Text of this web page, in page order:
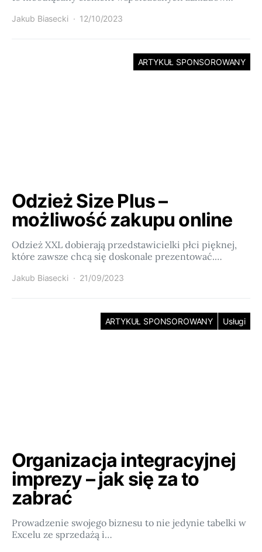
Jakub Biasecki 12/10/2023
ARTYKUŁ SPONSOROWANY
Odzież Size Plus –
możliwość zakupu online
Odzież XXL dobierają przedstawicielki płci pięknej,
które zawsze chcą się doskonale prezentować.…
Jakub Biasecki 21/09/2023
ARTYKUŁ SPONSOROWANY Usługi
Organizacja integracyjnej
imprezy – jak się za to
zabrać
Prowadzenie swojego biznesu to nie jedynie tabelki w
Excelu ze sprzedażą i…